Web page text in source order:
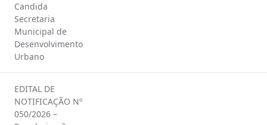
Candida
Secretaria
Municipal de
Desenvolvimento
Urbano
EDITAL DE
NOTIFICAÇÃO Nº
050/2026 –